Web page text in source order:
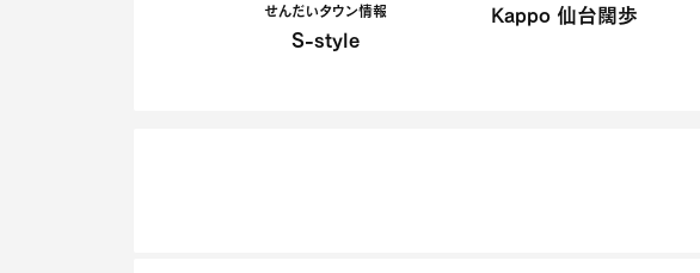
せんだいタウン情報
S-style
Kappo 仙台闊歩